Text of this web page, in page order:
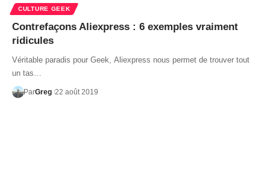
CULTURE GEEK
Contrefaçons Aliexpress : 6 exemples vraiment
ridicules
Véritable paradis pour Geek, Aliexpress nous permet de trouver tout
un tas…
ParGreg 22 août 2019